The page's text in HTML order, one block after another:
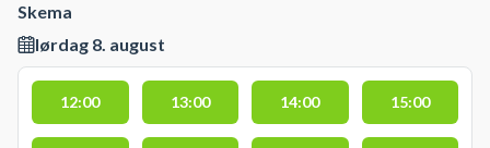
Skema
lørdag 8. august
12:00 13:00 14:00 15:00